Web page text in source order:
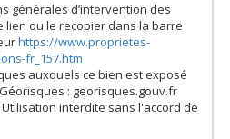
générales d’intervention des
lien ou le recopier dans la barre
https://www.proprietes-
fr_157.htm
auxquels ce bien est exposé
: georisques.gouv.fr
interdite sans l'accord de